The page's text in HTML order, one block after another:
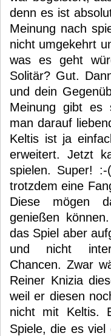
denn es ist
Meinung nach
nicht umgekehrt
was es geht
Solitär? Gut.
und dein
Meinung gibt es
man darauf
Keltis ist ja
erweitert. Jetzt
spielen. Super!
trotzdem eine
Diese mögen
genießen
das Spiel aber
und nicht
Chancen. Zwar
Reiner Knizia
weil er diesen
nicht mit Keltis.
Spiele, die es viel